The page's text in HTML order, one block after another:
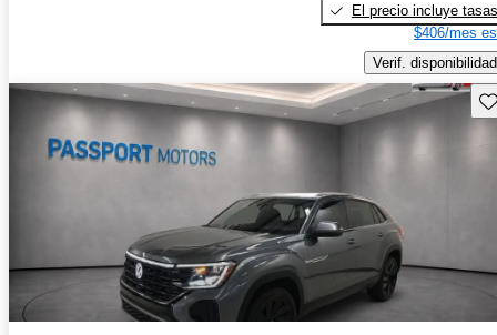
El precio incluye tasas
$406/mes
Verif. disponibilidad